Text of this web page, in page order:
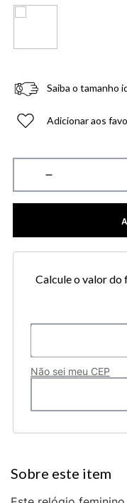
Saiba o tamanho
Adicionar aos
－
Calcule o valor do
Não sei meu CEP